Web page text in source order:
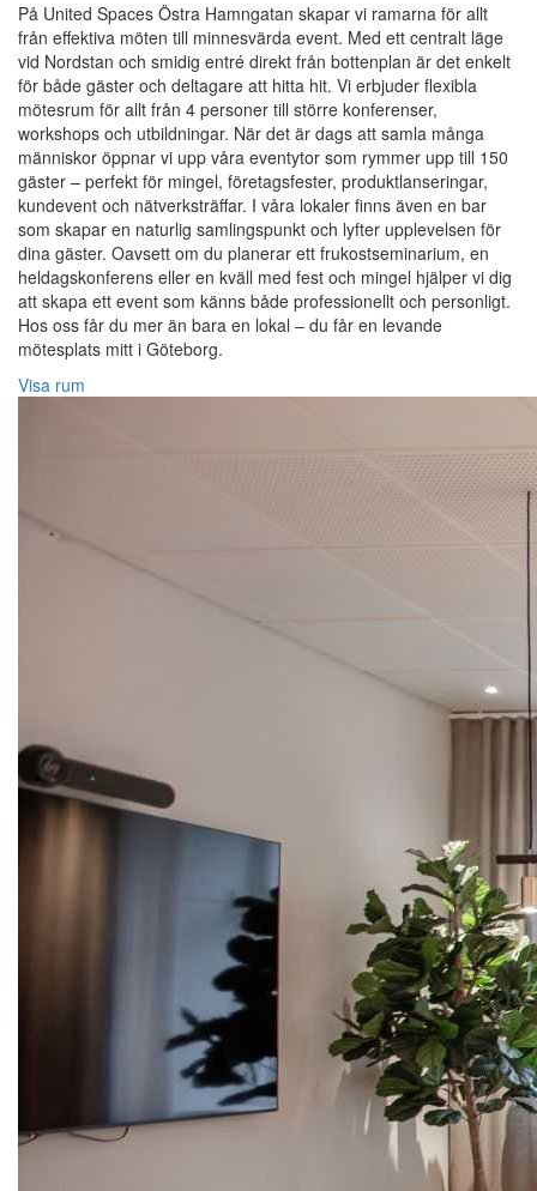
På United Spaces Östra Hamngatan skapar vi ramarna för allt
från effektiva möten till minnesvärda event. Med ett centralt läge
vid Nordstan och smidig entré direkt från bottenplan är det enkelt
för både gäster och deltagare att hitta hit. Vi erbjuder flexibla
mötesrum för allt från 4 personer till större konferenser,
workshops och utbildningar. När det är dags att samla många
människor öppnar vi upp våra eventytor som rymmer upp till 150
gäster – perfekt för mingel, företagsfester, produktlanseringar,
kundevent och nätverksträffar. I våra lokaler finns även en bar
som skapar en naturlig samlingspunkt och lyfter upplevelsen för
dina gäster. Oavsett om du planerar ett frukostseminarium, en
heldagskonferens eller en kväll med fest och mingel hjälper vi dig
att skapa ett event som känns både professionellt och personligt.
Hos oss får du mer än bara en lokal – du får en levande
mötesplats mitt i Göteborg.
Visa rum